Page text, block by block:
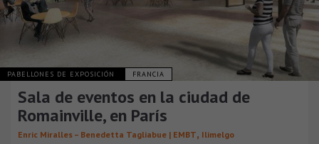
PABELLONES DE EXPOSICIÓN FRANCIA
Sala de eventos en la ciudad de
Romainville, en París
Enric Miralles – Benedetta Tagliabue | EMBT, Ilimelgo